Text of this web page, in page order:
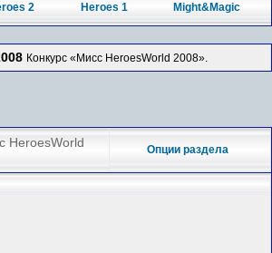
2 Heroes 1 Might&Magic
Конкурс «Мисс HeroesWorld 2008».
HeroesWorld
Опции раздела